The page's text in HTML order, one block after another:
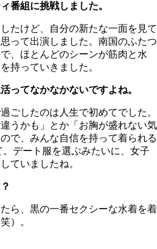
番組に挑戦しました。
たけど、自分の新たな一面を見て
って出演しました。南国のふたつ
、ほとんどのシーンが筋肉と水
持っていきました。
てなかなかないですよね。
ごしたのは人生で初めてでした。
うかも」とか「お胸が盛れない気
で、みんな自信を持って着られる
。デート服を選ぶみたいに、女子
ていましたね。
ら、黒の一番セクシーな水着を着
）。